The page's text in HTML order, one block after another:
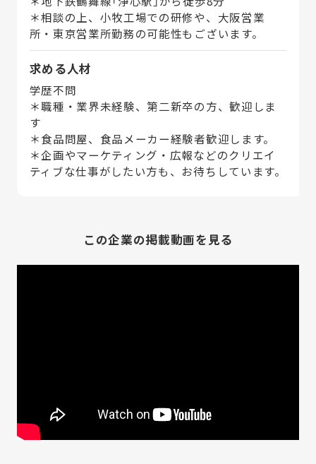
＊相談の上、小牧工場での研修や、大阪営業
所・東京営業所勤務の可能性もございます。
求める人材
学歴不問
＊職種・業界未経験、第二新卒の方、歓迎しま
す
＊食品問屋、食品メーカー経験者歓迎します。
＊企画やマーケティング・広報などのクリエイ
ティブな仕事がしたい方も、お待ちしています。
この企業の掲載動画を見る